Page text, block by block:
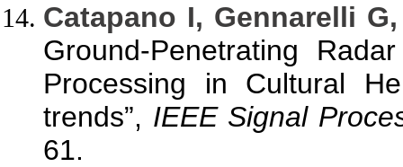
Catapano I, Gennarelli
Ground-Penetrating
Processing in Cultural
trends”, IEEE Signal
61.